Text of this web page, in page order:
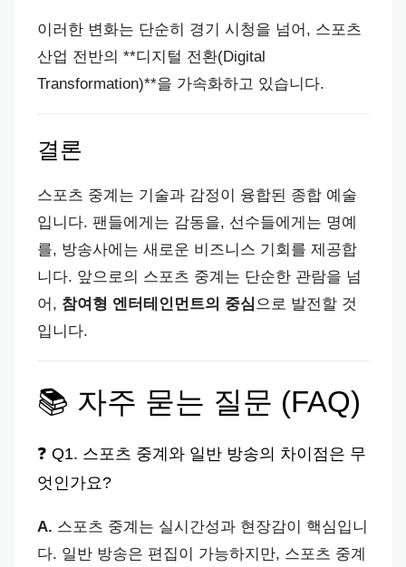
이러한 변화는 단순히 경기 시청을 넘어, 스포츠
산업 전반의 **디지털 전환(Digital
Transformation)**을 가속화하고 있습니다.
결론
스포츠 중계는 기술과 감정이 융합된 종합 예술
입니다. 팬들에게는 감동을, 선수들에게는 명예
를, 방송사에는 새로운 비즈니스 기회를 제공합
니다. 앞으로의 스포츠 중계는 단순한 관람을 넘
어, 참여형 엔터테인먼트의 중심 으로 발전할 것
입니다.
📚 자주 묻는 질문 (FAQ)
❓ Q1. 스포츠 중계와 일반 방송의 차이점은 무
엇인가요?
A. 스포츠 중계는 실시간성과 현장감이 핵심입니
다. 일반 방송은 편집이 가능하지만, 스포츠 중계